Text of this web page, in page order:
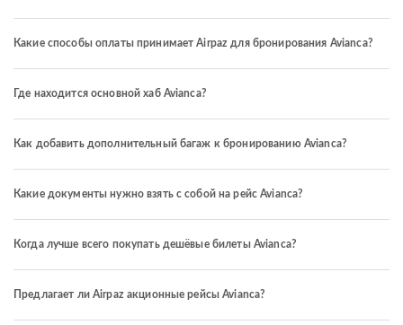
Какие способы оплаты принимает Airpaz для бронирования Avianca?
Где находится основной хаб Avianca?
Как добавить дополнительный багаж к бронированию Avianca?
Какие документы нужно взять с собой на рейс Avianca?
Когда лучше всего покупать дешёвые билеты Avianca?
Предлагает ли Airpaz акционные рейсы Avianca?